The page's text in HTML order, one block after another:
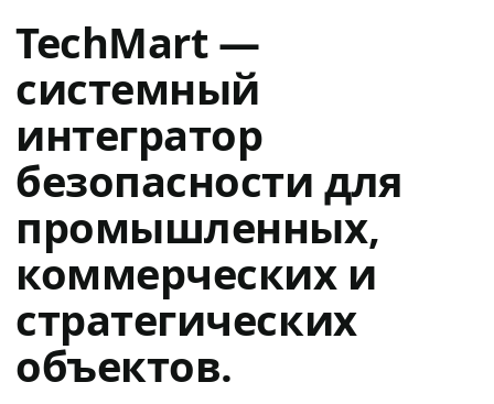
TechMart —
системный
интегратор
безопасности для
промышленных,
коммерческих и
стратегических
объектов.